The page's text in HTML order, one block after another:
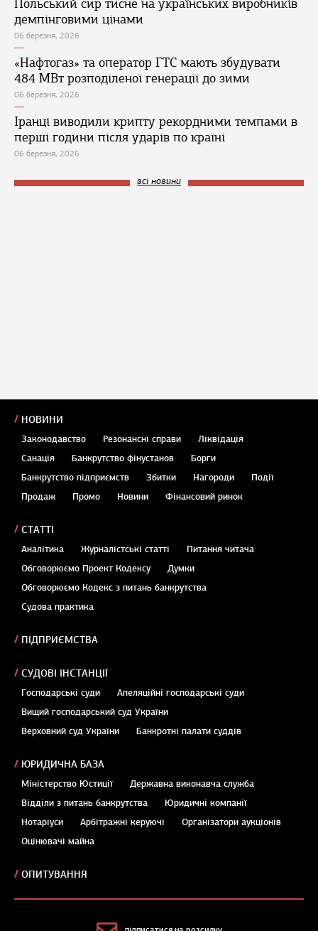
Польський сир тисне на українських виробників
демпінговими цінами
06 березня, 2026
«Нафтогаз» та оператор ГТС мають збудувати
484 МВт розподіленої генерації до зими
06 березня, 2026
Іранці виводили крипту рекордними темпами в
перші години після ударів по країні
06 березня, 2026
всі новини
НОВИНИ
Законодавство Резонансні справи
Ліквідація
Санація
Банкрутство фінустанов
Борги
Банкрутство підприємств
Збитки Нагороди
Події
Продаж
Промо Новини Фінансовий ринок
СТАТТІ
Аналітика Журналістські статті
Питання читача
Обговорюємо Проект Кодексу
Думки
Обговорюємо Кодекс з питань банкрутства
Судова практика
ПІДПРИЄМСТВА
СУДОВІ ІНСТАНЦІЇ
Господарські суди
Апеляційні господарські суди
Вищий господарський суд України
Верховний суд України
Банкротні палати суддів
ЮРИДИЧНА БАЗА
Міністерство Юстиції
Державна виконавча служба
Відділи з питань банкрутства
Юридичні компанії
Нотаріуси
Арбітражні керуючі
Організатори аукціонів
Оцінювачі майна
ОПИТУВАННЯ